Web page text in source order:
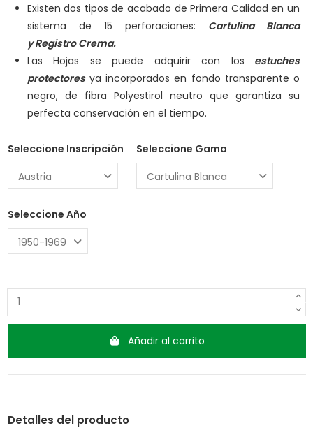
Existen dos tipos de acabado de Primera Calidad en un
sistema de 15 perforaciones: Cartulina Blanca
yRegistro Crema.
Las Hojas se puede adquirir con los estuches
protectoresya incorporados en fondo transparente o
negro, de fibra Polyestirol neutro que garantiza su
perfecta conservación en el tiempo.
Seleccione Inscripción Seleccione Gama
Seleccione Año
Añadir al carrito
Detalles del producto